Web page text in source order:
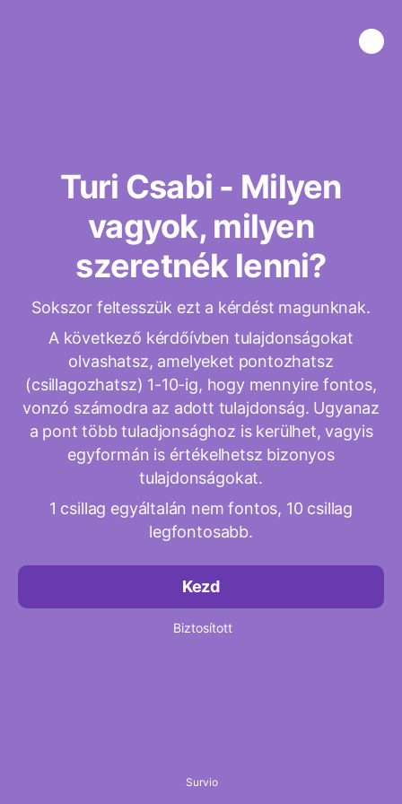
Turi Csabi - Milyen
vagyok, milyen
szeretnék lenni?
Sokszor feltesszük ezt a kérdést magunknak.
A következő kérdőívben tulajdonságokat
olvashatsz, amelyeket pontozhatsz
(csillagozhatsz) 1-10-ig, hogy mennyire fontos,
vonzó számodra az adott tulajdonság. Ugyanaz
a pont több tuladjonsághoz is kerülhet, vagyis
egyformán is értékelhetsz bizonyos
tulajdonságokat.
1 csillag egyáltalán nem fontos, 10 csillag
legfontosabb.
Kezd
Biztosított
Survio